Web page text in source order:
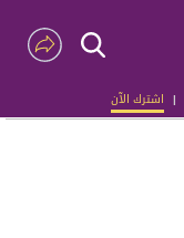
| اشترك الآن